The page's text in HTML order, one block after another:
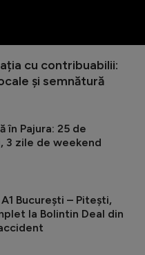
cu contribuabilii:
și semnătură
în Pajura: 25 de
3 zile de weekend
București – Pitești,
la Bolintin Deal din